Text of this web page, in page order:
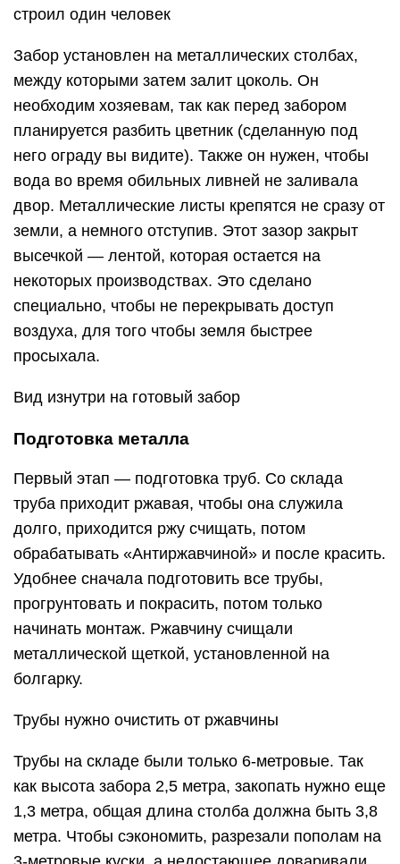
строил один человек
Забор установлен на металлических столбах,
между которыми затем залит цоколь. Он
необходим хозяевам, так как перед забором
планируется разбить цветник (сделанную под
него ограду вы видите). Также он нужен, чтобы
вода во время обильных ливней не заливала
двор. Металлические листы крепятся не сразу от
земли, а немного отступив. Этот зазор закрыт
высечкой — лентой, которая остается на
некоторых производствах. Это сделано
специально, чтобы не перекрывать доступ
воздуха, для того чтобы земля быстрее
просыхала.
Вид изнутри на готовый забор
Подготовка металла
Первый этап — подготовка труб. Со склада
труба приходит ржавая, чтобы она служила
долго, приходится ржу счищать, потом
обрабатывать «Антиржавчиной» и после красить.
Удобнее сначала подготовить все трубы,
прогрунтовать и покрасить, потом только
начинать монтаж. Ржавчину счищали
металлической щеткой, установленной на
болгарку.
Трубы нужно очистить от ржавчины
Трубы на складе были только 6-метровые. Так
как высота забора 2,5 метра, закопать нужно еще
1,3 метра, общая длина столба должна быть 3,8
метра. Чтобы сэкономить, разрезали пополам на